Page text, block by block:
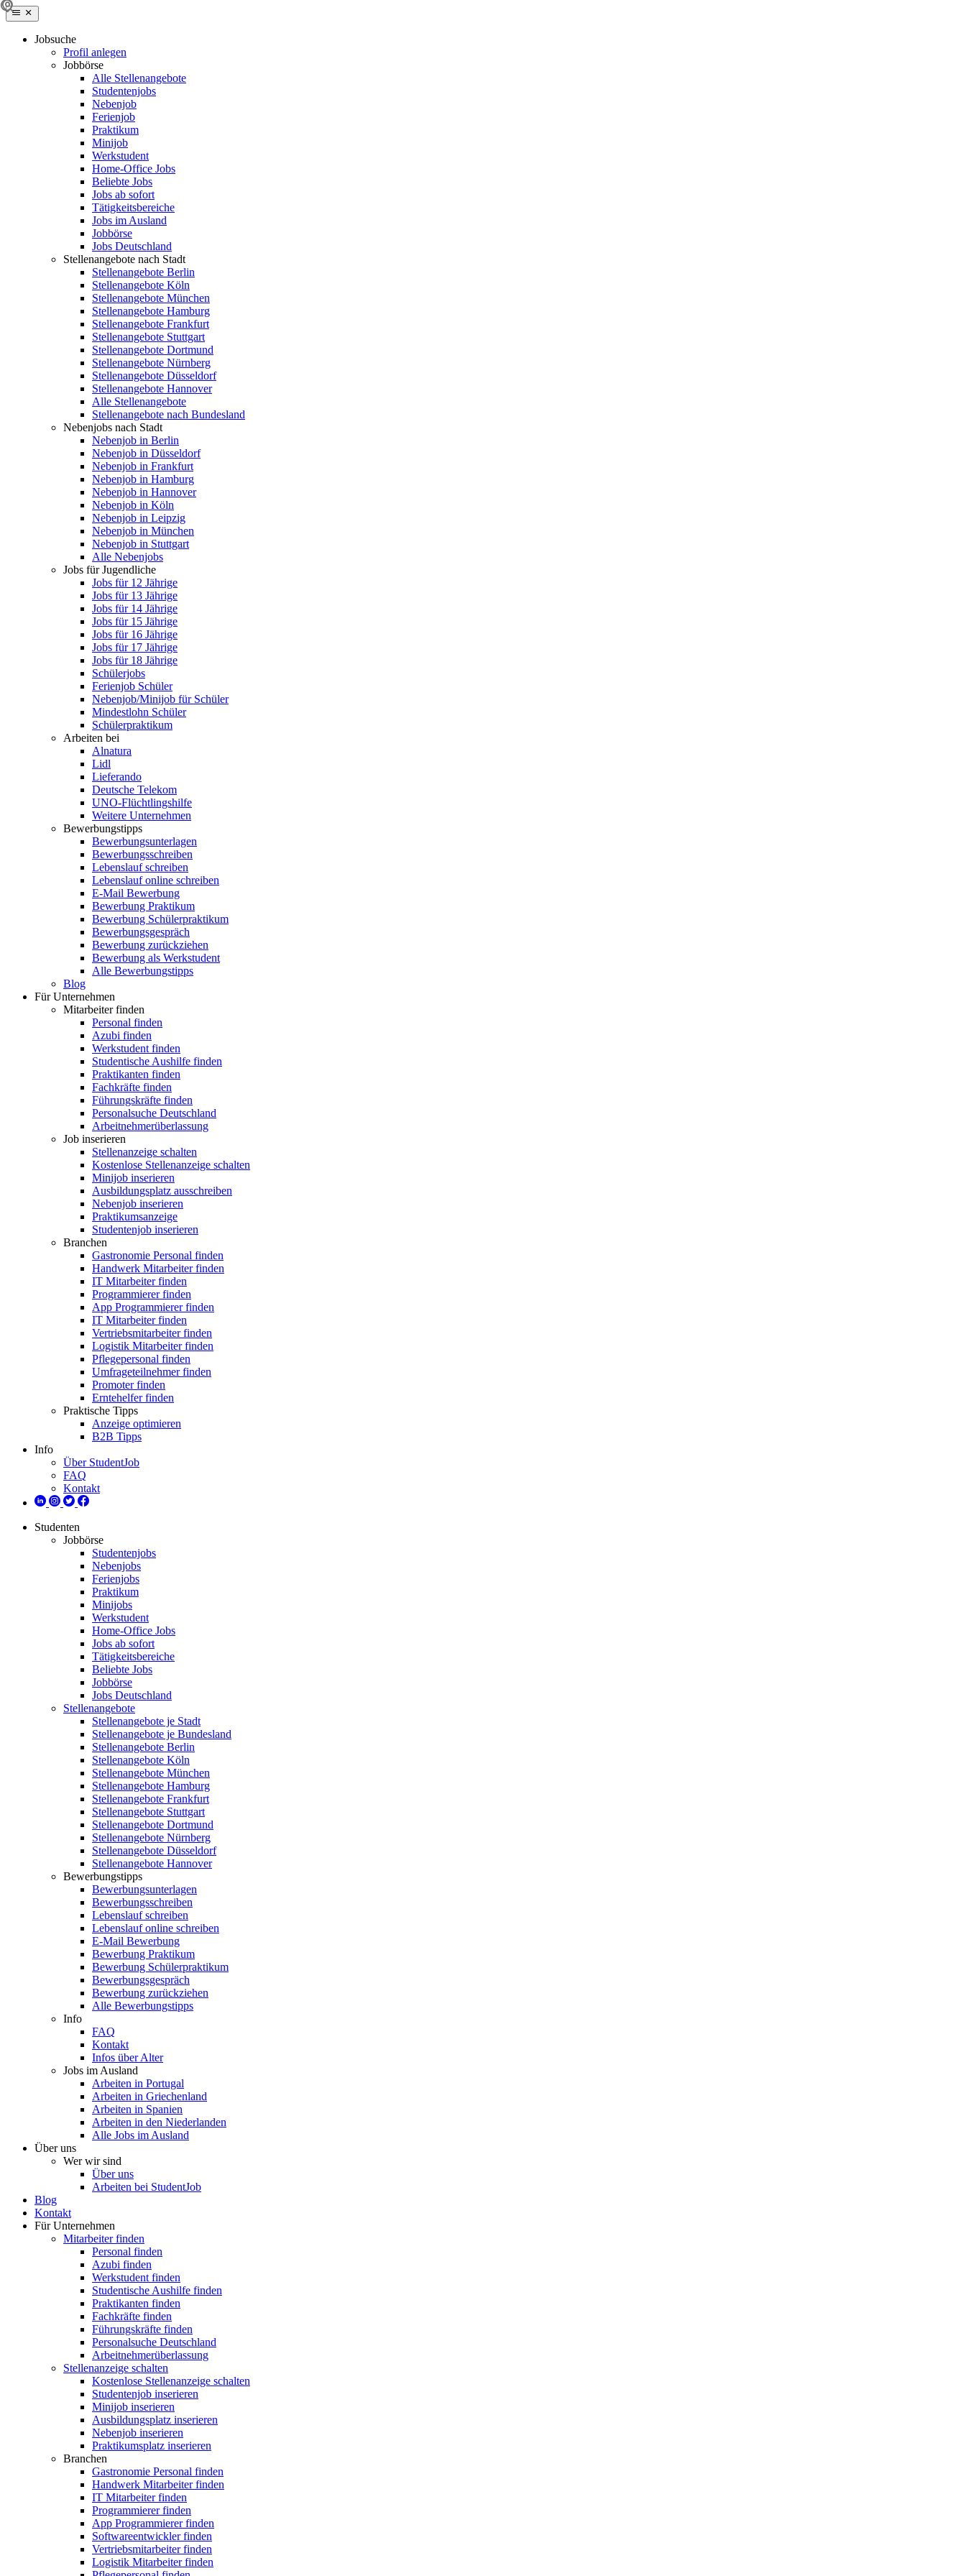
Jobsuche
Profil anlegen
Jobbörse
Alle Stellenangebote
Studentenjobs
Nebenjob
Ferienjob
Praktikum
Minijob
Werkstudent
Home-Office Jobs
Beliebte Jobs
Jobs ab sofort
Tätigkeitsbereiche
Jobs im Ausland
Jobbörse
Jobs Deutschland
Stellenangebote nach Stadt
Stellenangebote Berlin
Stellenangebote Köln
Stellenangebote München
Stellenangebote Hamburg
Stellenangebote Frankfurt
Stellenangebote Stuttgart
Stellenangebote Dortmund
Stellenangebote Nürnberg
Stellenangebote Düsseldorf
Stellenangebote Hannover
Alle Stellenangebote
Stellenangebote nach Bundesland
Nebenjobs nach Stadt
Nebenjob in Berlin
Nebenjob in Düsseldorf
Nebenjob in Frankfurt
Nebenjob in Hamburg
Nebenjob in Hannover
Nebenjob in Köln
Nebenjob in Leipzig
Nebenjob in München
Nebenjob in Stuttgart
Alle Nebenjobs
Jobs für Jugendliche
Jobs für 12 Jährige
Jobs für 13 Jährige
Jobs für 14 Jährige
Jobs für 15 Jährige
Jobs für 16 Jährige
Jobs für 17 Jährige
Jobs für 18 Jährige
Schülerjobs
Ferienjob Schüler
Nebenjob/Minijob für Schüler
Mindestlohn Schüler
Schülerpraktikum
Arbeiten bei
Alnatura
Lidl
Lieferando
Deutsche Telekom
UNO-Flüchtlingshilfe
Weitere Unternehmen
Bewerbungstipps
Bewerbungsunterlagen
Bewerbungsschreiben
Lebenslauf schreiben
Lebenslauf online schreiben
E-Mail Bewerbung
Bewerbung Praktikum
Bewerbung Schülerpraktikum
Bewerbungsgespräch
Bewerbung zurückziehen
Bewerbung als Werkstudent
Alle Bewerbungstipps
Blog
Für Unternehmen
Mitarbeiter finden
Personal finden
Azubi finden
Werkstudent finden
Studentische Aushilfe finden
Praktikanten finden
Fachkräfte finden
Führungskräfte finden
Personalsuche Deutschland
Arbeitnehmerüberlassung
Job inserieren
Stellenanzeige schalten
Kostenlose Stellenanzeige schalten
Minijob inserieren
Ausbildungsplatz ausschreiben
Nebenjob inserieren
Praktikumsanzeige
Studentenjob inserieren
Branchen
Gastronomie Personal finden
Handwerk Mitarbeiter finden
IT Mitarbeiter finden
Programmierer finden
App Programmierer finden
IT Mitarbeiter finden
Vertriebsmitarbeiter finden
Logistik Mitarbeiter finden
Pflegepersonal finden
Umfrageteilnehmer finden
Promoter finden
Erntehelfer finden
Praktische Tipps
Anzeige optimieren
B2B Tipps
Info
Über StudentJob
FAQ
Kontakt
Studenten
Jobbörse
Studentenjobs
Nebenjobs
Ferienjobs
Praktikum
Minijobs
Werkstudent
Home-Office Jobs
Jobs ab sofort
Tätigkeitsbereiche
Beliebte Jobs
Jobbörse
Jobs Deutschland
Stellenangebote
Stellenangebote je Stadt
Stellenangebote je Bundesland
Stellenangebote Berlin
Stellenangebote Köln
Stellenangebote München
Stellenangebote Hamburg
Stellenangebote Frankfurt
Stellenangebote Stuttgart
Stellenangebote Dortmund
Stellenangebote Nürnberg
Stellenangebote Düsseldorf
Stellenangebote Hannover
Bewerbungstipps
Bewerbungsunterlagen
Bewerbungsschreiben
Lebenslauf schreiben
Lebenslauf online schreiben
E-Mail Bewerbung
Bewerbung Praktikum
Bewerbung Schülerpraktikum
Bewerbungsgespräch
Bewerbung zurückziehen
Alle Bewerbungstipps
Info
FAQ
Kontakt
Infos über Alter
Jobs im Ausland
Arbeiten in Portugal
Arbeiten in Griechenland
Arbeiten in Spanien
Arbeiten in den Niederlanden
Alle Jobs im Ausland
Über uns
Wer wir sind
Über uns
Arbeiten bei StudentJob
Blog
Kontakt
Für Unternehmen
Mitarbeiter finden
Personal finden
Azubi finden
Werkstudent finden
Studentische Aushilfe finden
Praktikanten finden
Fachkräfte finden
Führungskräfte finden
Personalsuche Deutschland
Arbeitnehmerüberlassung
Stellenanzeige schalten
Kostenlose Stellenanzeige schalten
Studentenjob inserieren
Minijob inserieren
Ausbildungsplatz inserieren
Nebenjob inserieren
Praktikumsplatz inserieren
Branchen
Gastronomie Personal finden
Handwerk Mitarbeiter finden
IT Mitarbeiter finden
Programmierer finden
App Programmierer finden
Softwareentwickler finden
Vertriebsmitarbeiter finden
Logistik Mitarbeiter finden